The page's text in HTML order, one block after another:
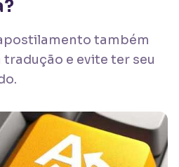
também
e evite ter seu